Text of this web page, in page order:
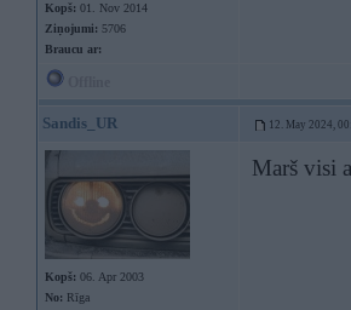
Kopš: 01. Nov 2014
Ziņojumi: 5706
Braucu ar:
Sandis_UR 12. May 2024,
Kopš: 06. Apr 2003
No: Rīga
Marš visi